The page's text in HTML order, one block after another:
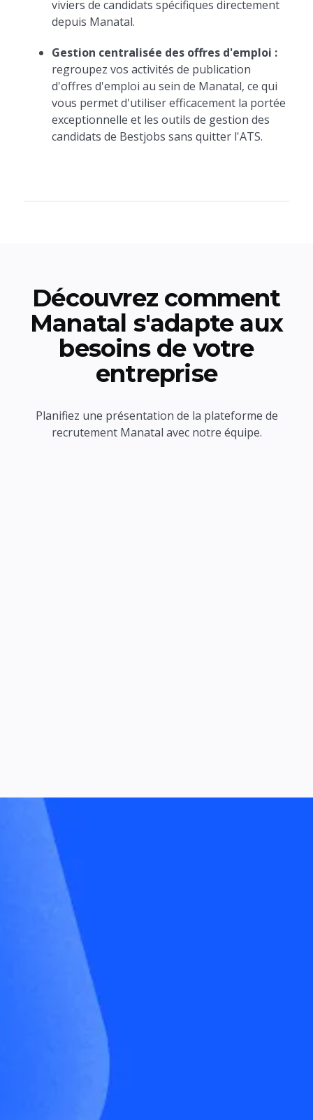
viviers de candidats spécifiques directement
depuis Manatal.
Gestion centralisée des offres d'emploi :
regroupez vos activités de publication
d'offres d'emploi au sein de Manatal, ce qui
vous permet d'utiliser efficacement la portée
exceptionnelle et les outils de gestion des
candidats de Bestjobs sans quitter l'ATS.
Découvrez comment
Manatal s'adapte aux
besoins de votre
entreprise
Planifiez une présentation de la plateforme de
recrutement Manatal avec notre équipe.